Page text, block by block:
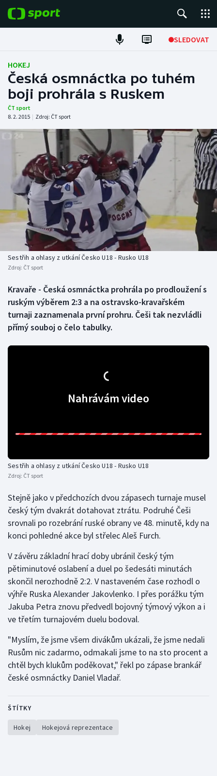
SLEDOVAT
Fotbal
Hokej
Tenis
Atletika
Cyklistika
DALŠÍ SPORTY
Americký fotbal
Baseball a softbal
Basketbal
Biatlon
Boby a skeleton
Box
Golf
Gymnastika
Házená
Jezdectví
Judo
Krasobruslení
Lezení
Lyže a snowboard
Moderní pětiboj
Motorsport
Olympijské hry
NEPŘEHLÉDNĚTE
Soutěže
Historické návraty
Aplikace ČT sport
AZ kvíz
HOKEJ
Česká osmnáctka po tuhém
boji prohrála s Ruskem
ČT sport
8. 2. 2015 | Zdroj: ČT sport
Sestřih a ohlasy z utkání Česko U18 - Rusko U18
Zdroj: ČT sport
Kravaře - Česká osmnáctka prohrála po prodloužení s
ruským výběrem 2:3 a na ostravsko-kravařském
turnaji zaznamenala první prohru. Češi tak nezvládli
přímý souboj o čelo tabulky.
Nahrávám video
Sestřih a ohlasy z utkání Česko U18 - Rusko U18
Zdroj: ČT sport
Stejně jako v předchozích dvou zápasech turnaje musel
český tým dvakrát dotahovat ztrátu. Podruhé Češi
srovnali po rozebrání ruské obrany ve 48. minutě, kdy na
konci pohledné akce byl střelec Aleš Furch.
V závěru základní hrací doby ubránil český tým
pětiminutové oslabení a duel po šedesáti minutách
skončil nerozhodně 2:2. V nastaveném čase rozhodl o
výhře Ruska Alexander Jakovlenko. I přes porážku tým
Jakuba Petra znovu předvedl bojovný týmový výkon a i
ve třetím turnajovém duelu bodoval.
"Myslím, že jsme všem divákům ukázali, že jsme nedali
Rusům nic zadarmo, odmakali jsme to na sto procent a
chtěl bych klukům poděkovat," řekl po zápase brankář
české osmnáctky Daniel Vladař.
ŠTÍTKY
Hokej Hokejová reprezentace